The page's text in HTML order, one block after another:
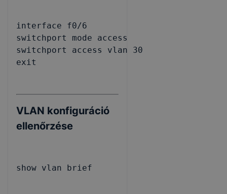
interface f0/6
switchport mode access
switchport access vlan 30
exit
VLAN konfiguráció
ellenőrzése
show vlan brief